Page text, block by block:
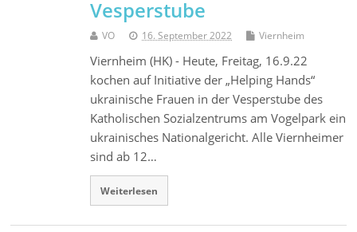
Vesperstube
VO 16. September 2022 Viernheim
Viernheim (HK) - Heute, Freitag, 16.9.22
kochen auf Initiative der „Helping Hands“
ukrainische Frauen in der Vesperstube des
Katholischen Sozialzentrums am Vogelpark ein
ukrainisches Nationalgericht. Alle Viernheimer
sind ab 12…
Weiterlesen